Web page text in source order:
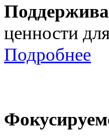
ценности
Подробнее